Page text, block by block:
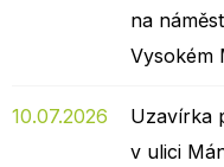
na
Vysokém
10.07.2026
Uzavírka
v ulici